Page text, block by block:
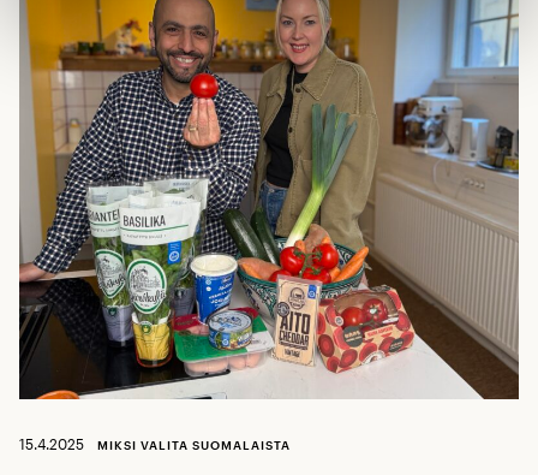
15.4.2025 MIKSI VALITA SUOMALAISTA